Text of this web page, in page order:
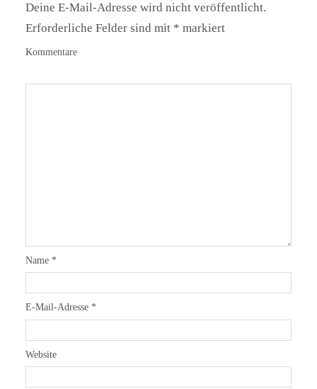
Deine E-Mail-Adresse wird nicht veröffentlicht.
Erforderliche Felder sind mit * markiert
Kommentare
Name *
E-Mail-Adresse *
Website